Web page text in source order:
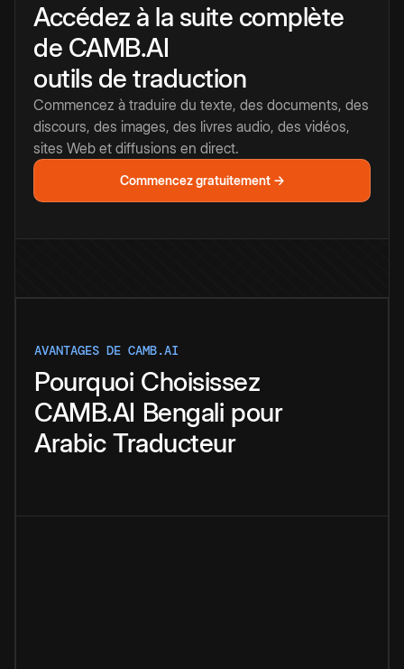
Accédez à la suite complète
de CAMB.AI
outils de traduction
Commencez à traduire du texte, des documents, des
discours, des images, des livres audio, des vidéos,
sites Web et diffusions en direct.
Commencez gratuitement →
AVANTAGES DE CAMB.AI
Pourquoi Choisissez
CAMB.AI Bengali pour
Arabic Traducteur